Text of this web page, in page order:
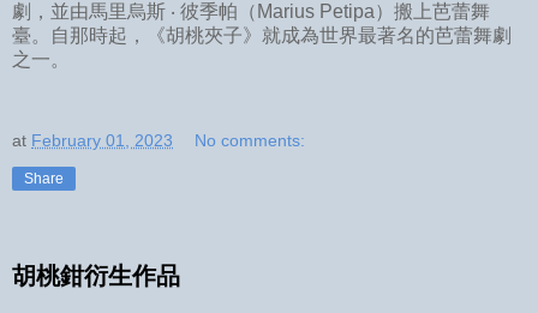
劇，並由馬里烏斯 ‧ 彼季帕（Marius Petipa）搬上芭蕾舞
臺。自那時起，《胡桃夾子》就成為世界最著名的芭蕾舞劇
之一。
at February 01, 2023 No comments:
Share
胡桃鉗衍生作品